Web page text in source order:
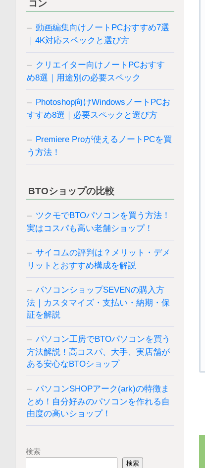
コン
動画編集向けノートPCおすすめ7選
｜4K対応スペックと選び方
クリエイター向けノートPCおすす
め8選｜用途別の必要スペック
Photoshop向けWindowsノートPCお
すすめ8選｜必要スペックと選び方
Premiere Proが使えるノートPCを買
う方法！
BTOショップの比較
ツクモでBTOパソコンを買う方法！
実はコスパも高い老舗ショップ！
サイコムの評判は？メリット・デメ
リットとおすすめ構成を解説
パソコンショップSEVENの購入方
法｜カスタマイズ・支払い・納期・保
証を解説
パソコン工房でBTOパソコンを買う
方法解説！高コスパ、大手、実店舗が
ある安心なBTOショップ
パソコンSHOPアーク(ark)の特徴ま
とめ！自分好みのパソコンを作れる自
由度の高いショップ！
検索
検索